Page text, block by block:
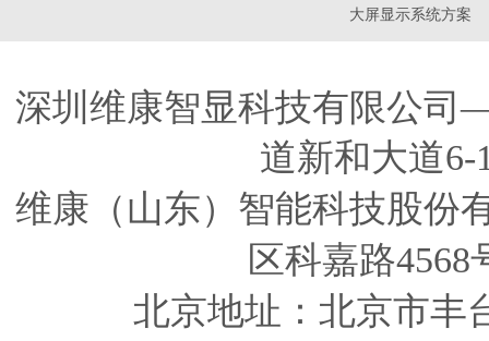
大屏显示系统方案
深圳维康智显科技有限公
道新和大道6-
维康（山东）智能科技股
区科嘉路
北京地址：北京市丰